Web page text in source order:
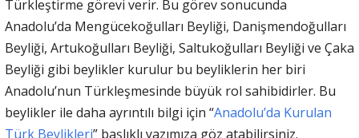
Türkleştirme görevi verir. Bu görev sonucunda
Anadolu’da Mengücekoğulları Beyliği, Danişmendoğulları
Beyliği, Artukoğulları Beyliği, Saltukoğulları Beyliği ve Çaka
Beyliği gibi beylikler kurulur bu beyliklerin her biri
Anadolu’nun Türkleşmesinde büyük rol sahibidirler. Bu
beylikler ile daha ayrıntılı bilgi için “Anadolu’da Kurulan
Türk Beylikleri” başlıklı yazımıza göz atabilirsiniz.